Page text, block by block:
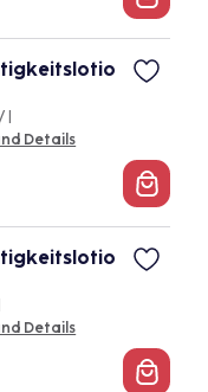
Details
Details